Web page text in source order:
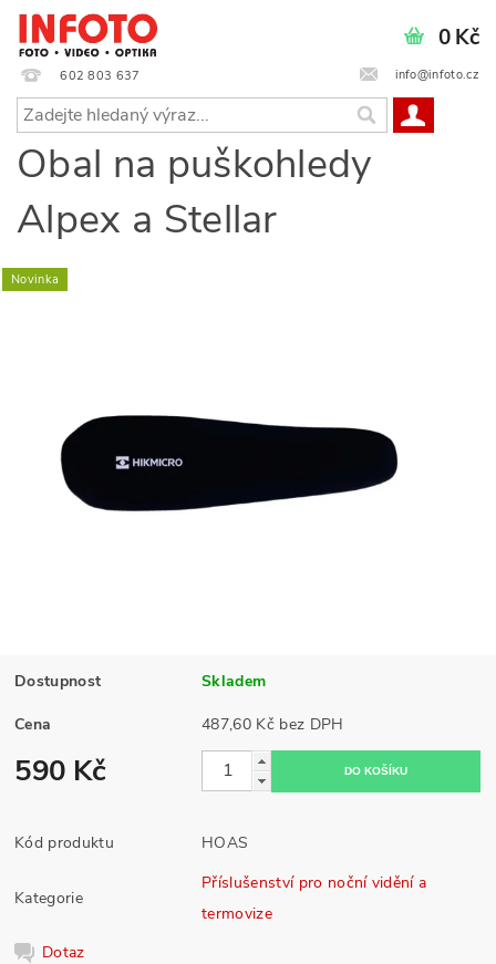
602 803 637 info@infoto.cz
0 Kč
Obal na puškohledy
Alpex a Stellar
Novinka
Dostupnost Skladem
Cena 487,60 Kč bez DPH
590 Kč
Kód produktu HOAS
Kategorie
Příslušenství pro noční vidění a
termovize
Dotaz